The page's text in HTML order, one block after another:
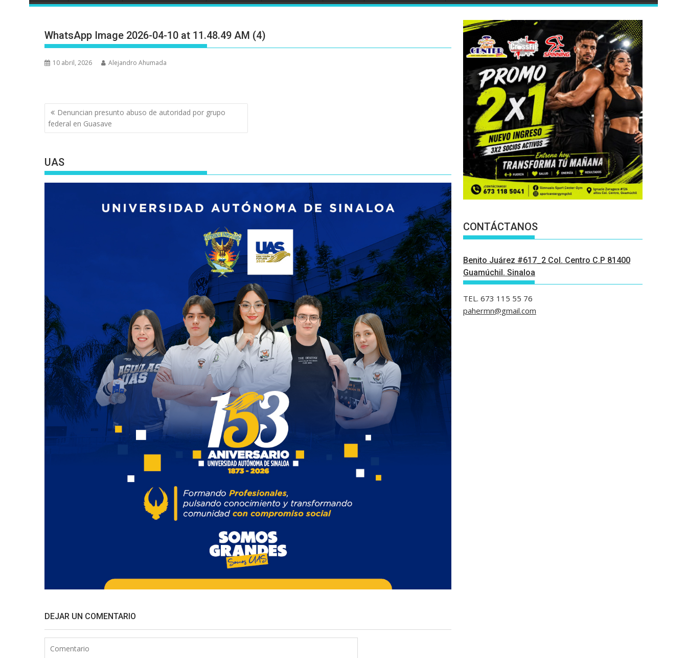
WhatsApp Image 2026-04-10 at 11.48.49 AM (4)
10 abril, 2026 Alejandro Ahumada
Navegación
de
entradas
Denuncian presunto abuso de autoridad por grupo
federal en Guasave
UAS
DEJAR UN COMENTARIO
CONTÁCTANOS
Benito Juárez #617_2 Col. Centro C.P 81400
Guamúchil. Sinaloa
TEL. 673 115 55 76
pahermn@gmail.com